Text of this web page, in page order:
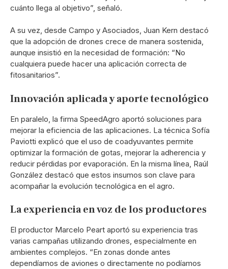
cuánto llega al objetivo”, señaló.
A su vez, desde Campo y Asociados, Juan Kern destacó
que la adopción de drones crece de manera sostenida,
aunque insistió en la necesidad de formación: “No
cualquiera puede hacer una aplicación correcta de
fitosanitarios”.
Innovación aplicada y aporte tecnológico
En paralelo, la firma SpeedAgro aportó soluciones para
mejorar la eficiencia de las aplicaciones. La técnica Sofía
Paviotti explicó que el uso de coadyuvantes permite
optimizar la formación de gotas, mejorar la adherencia y
reducir pérdidas por evaporación. En la misma línea, Raúl
González destacó que estos insumos son clave para
acompañar la evolución tecnológica en el agro.
La experiencia en voz de los productores
El productor Marcelo Peart aportó su experiencia tras
varias campañas utilizando drones, especialmente en
ambientes complejos. “En zonas donde antes
dependíamos de aviones o directamente no podíamos